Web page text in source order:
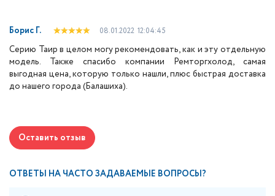
Борис Г. 08.01.2022 12:04:45
Серию Таир в целом могу рекомендовать, как и эту отдельную
модель. Также спасибо компании Ремторгхолод, самая
выгодная цена, которую только нашли, плюс быстрая доставка
до нашего города (Балашиха).
Оставить отзыв
ОТВЕТЫ НА ЧАСТО ЗАДАВАЕМЫЕ ВОПРОСЫ?